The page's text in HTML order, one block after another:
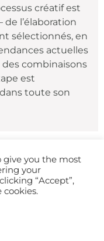
créatif est
l’élaboration
sélectionnés, en
actuelles
des combinaisons
est
toute son
give you the most
your
“Accept”,
cookies.